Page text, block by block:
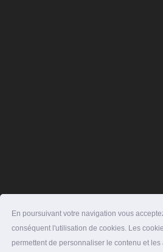
En poursuivant votre navigation vous
conséquent l'utilisation de cookies. Les
permettent de personnaliser le contenu et les